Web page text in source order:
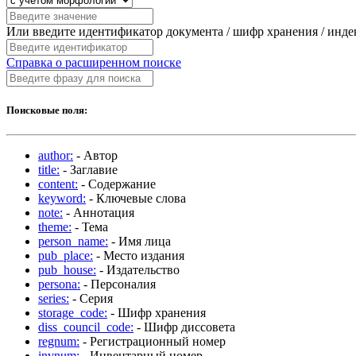
Или введите идентификатор документа / шифр хранения /
Справка о расширенном поиске
Поисковые поля:
author: - Автор
title: - Заглавие
content: - Содержание
keyword: - Ключевые слова
note: - Аннотация
theme: - Тема
person_name: - Имя лица
pub_place: - Место издания
pub_house: - Издательство
persona: - Персоналия
series: - Серия
storage_code: - Шифр хранения
diss_council_code: - Шифр диссовета
regnum: - Регистрационный номер